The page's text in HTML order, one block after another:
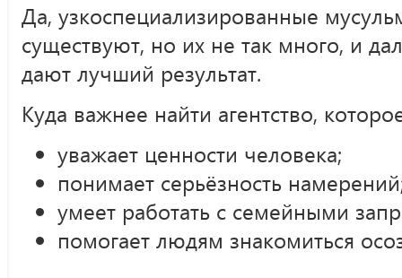
Да, узкоспециализированные
существуют, но их не так много, и
дают лучший результат.
Куда важнее найти агентство,
уважает ценности человека;
понимает серьёзность
умеет работать с семейными
помогает людям знакомиться